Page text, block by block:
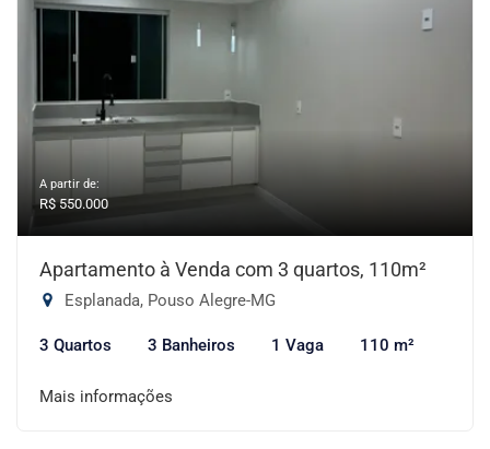
A partir de:
R$ 550.000
Apartamento à Venda com 3 quartos, 110m²
Esplanada, Pouso Alegre-MG
3 Quartos 3 Banheiros 1 Vaga 110 m²
Mais informações